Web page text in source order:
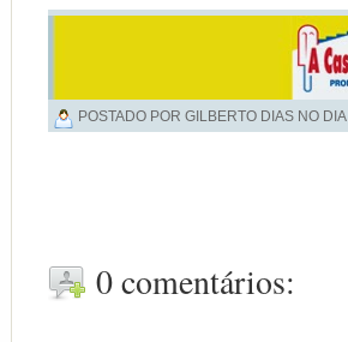
POSTADO POR GILBERTO DIAS NO DIA
0 comentários: